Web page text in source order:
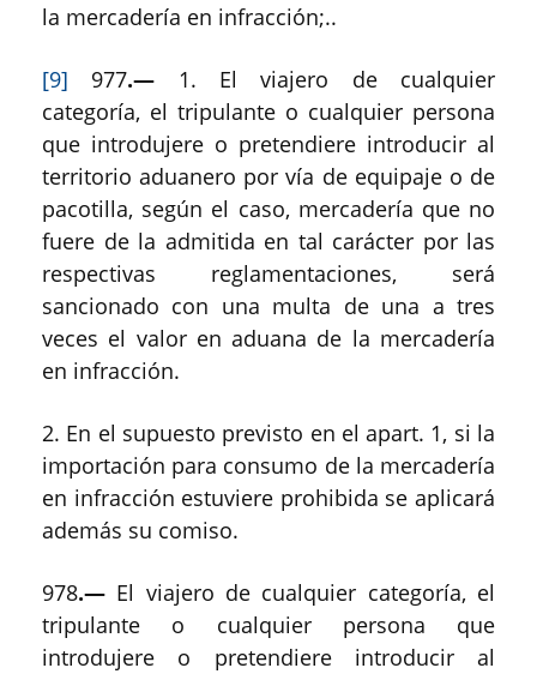
la mercadería en infracción;..
[9] 977.— 1. El viajero de cualquier
categoría, el tripulante o cualquier persona
que introdujere o pretendiere introducir al
territorio aduanero por vía de equipaje o de
pacotilla, según el caso, mercadería que no
fuere de la admitida en tal carácter por las
respectivas reglamentaciones, será
sancionado con una multa de una a tres
veces el valor en aduana de la mercadería
en infracción.
2. En el supuesto previsto en el apart. 1, si la
importación para consumo de la mercadería
en infracción estuviere prohibida se aplicará
además su comiso.
978.— El viajero de cualquier categoría, el
tripulante o cualquier persona que
introdujere o pretendiere introducir al